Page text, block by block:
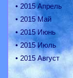
2015 Апрель
2015 Май
2015 Июнь
2015 Июль
2015 Август